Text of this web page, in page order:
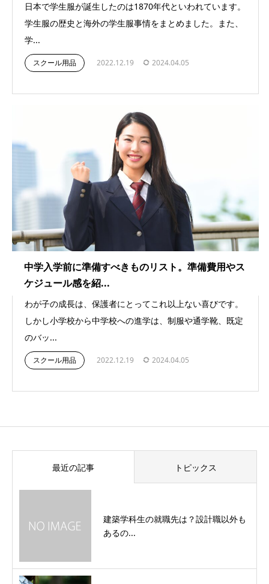
日本で学生服が誕生したのは1870年代といわれています。
学生服の歴史と海外の学生服事情をまとめました。また、
学...
スクール用品 2022.12.19 2024.04.05
中学入学前に準備すべきものリスト。準備費用やス
ケジュール感を紹...
わが子の成長は、保護者にとってこれ以上ない喜びです。
しかし小学校から中学校への進学は、制服や通学靴、既定
のバッ...
スクール用品 2022.12.19 2024.04.05
最近の記事 トピックス
建築学科生の就職先は？設計職以外も
あるの...